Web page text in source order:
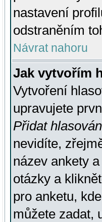
nastavení
odstraněním
Návrat nahoru
Jak vytvořím
Vytvoření
upravujete
Přidat
nevidíte,
název ankety
otázky a
pro anketu,
můžete zadat,